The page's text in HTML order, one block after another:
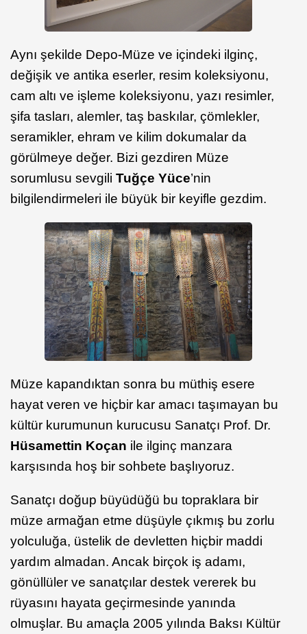
Aynı şekilde Depo-Müze ve içindeki ilginç,
değişik ve antika eserler, resim koleksiyonu,
cam altı ve işleme koleksiyonu, yazı resimler,
şifa tasları, alemler, taş baskılar, çömlekler,
seramikler, ehram ve kilim dokumalar da
görülmeye değer. Bizi gezdiren Müze
sorumlusu sevgili Tuğçe Yüce’nin
bilgilendirmeleri ile büyük bir keyifle gezdim.
Müze kapandıktan sonra bu müthiş esere
hayat veren ve hiçbir kar amacı taşımayan bu
kültür kurumunun kurucusu Sanatçı Prof. Dr.
Hüsamettin Koçan ile ilginç manzara
karşısında hoş bir sohbete başlıyoruz.
Sanatçı doğup büyüdüğü bu topraklara bir
müze armağan etme düşüyle çıkmış bu zorlu
yolculuğa, üstelik de devletten hiçbir maddi
yardım almadan. Ancak birçok iş adamı,
gönüllüler ve sanatçılar destek vererek bu
rüyasını hayata geçirmesinde yanında
olmuşlar. Bu amaçla 2005 yılında Baksı Kültür